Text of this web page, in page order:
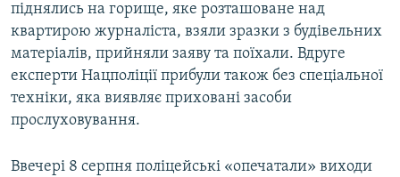
піднялись на горище, яке розташоване над
квартирою журналіста, взяли зразки з будівельних
матеріалів, прийняли заяву та поїхали. Вдруге
експерти Нацполіції прибули також без спеціальної
техніки, яка виявляє приховані засоби
прослуховування.
Ввечері 8 серпня поліцейські «опечатали» виходи